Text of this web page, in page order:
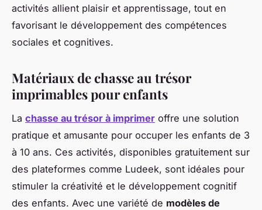
activités allient plaisir et apprentissage, tout en
favorisant le développement des compétences
sociales et cognitives.
Matériaux de chasse au trésor
imprimables pour enfants
La chasse au trésor à imprimer offre une solution
pratique et amusante pour occuper les enfants de 3
à 10 ans. Ces activités, disponibles gratuitement sur
des plateformes comme Ludeek, sont idéales pour
stimuler la créativité et le développement cognitif
des enfants. Avec une variété de modèles de